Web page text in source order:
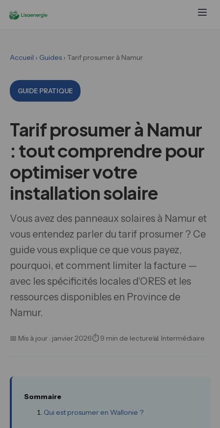
Accueil › Guides › Tarif prosumer à Namur
GUIDE PRATIQUE
Tarif prosumer à Namur
: tout comprendre pour
optimiser votre
installation solaire
Vous avez des panneaux solaires à Namur et
vous entendez parler du tarif prosumer ? Ce
guide vous explique ce que vous payez,
pourquoi, et comment limiter la facture —
avec les spécificités locales d'ORES et les
ressources disponibles en Province de
Namur.
📅 Mis à jour : janvier 2026⏱ 9 min de lecture📊 Intermédiaire
Sommaire
Qui est prosumer en Wallonie ?